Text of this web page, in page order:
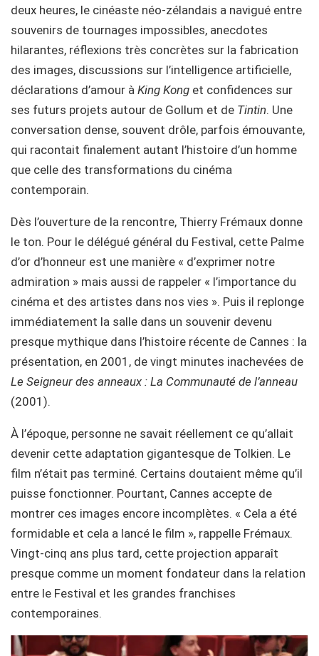
deux heures, le cinéaste néo-zélandais a navigué entre
souvenirs de tournages impossibles, anecdotes
hilarantes, réflexions très concrètes sur la fabrication
des images, discussions sur l’intelligence artificielle,
déclarations d’amour à King Kong et confidences sur
ses futurs projets autour de Gollum et de Tintin. Une
conversation dense, souvent drôle, parfois émouvante,
qui racontait finalement autant l’histoire d’un homme
que celle des transformations du cinéma
contemporain.
Dès l’ouverture de la rencontre, Thierry Frémaux donne
le ton. Pour le délégué général du Festival, cette Palme
d’or d’honneur est une manière « d’exprimer notre
admiration » mais aussi de rappeler « l’importance du
cinéma et des artistes dans nos vies ». Puis il replonge
immédiatement la salle dans un souvenir devenu
presque mythique dans l’histoire récente de Cannes : la
présentation, en 2001, de vingt minutes inachevées de
Le Seigneur des anneaux : La Communauté de l’anneau
(2001).
À l’époque, personne ne savait réellement ce qu’allait
devenir cette adaptation gigantesque de Tolkien. Le
film n’était pas terminé. Certains doutaient même qu’il
puisse fonctionner. Pourtant, Cannes accepte de
montrer ces images encore incomplètes. « Cela a été
formidable et cela a lancé le film », rappelle Frémaux.
Vingt-cinq ans plus tard, cette projection apparaît
presque comme un moment fondateur dans la relation
entre le Festival et les grandes franchises
contemporaines.